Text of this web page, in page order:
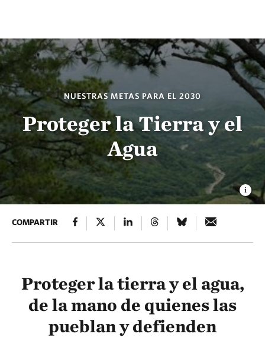
NUESTRAS METAS PARA EL 2030
Proteger la Tierra y el
Agua
COMPARTIR
Proteger la tierra y el agua,
de la mano de quienes las
pueblan y defienden